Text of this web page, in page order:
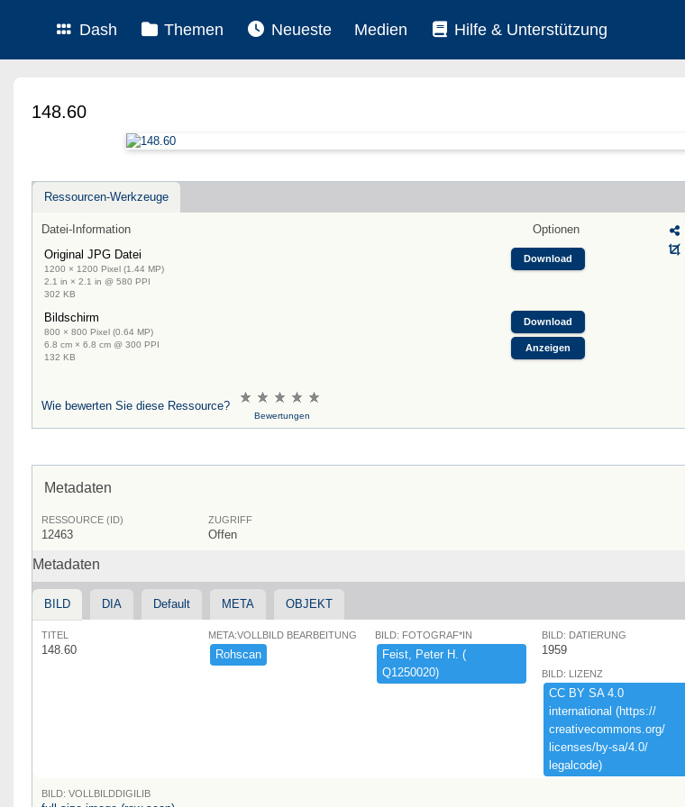
Dash Themen Neueste Medien Hilfe & Unterstützung
148.60
Ressourcen-Werkzeuge
Datei-Information
Optionen
Original JPG Datei
1200 × 1200 Pixel (1.44 MP)
2.1 in × 2.1 in @ 580 PPI
302 KB
Download
Bildschirm
800 × 800 Pixel (0.64 MP)
6.8 cm × 6.8 cm @ 300 PPI
132 KB
Download
Anzeigen
Wie bewerten Sie diese Ressource?
Bewertungen
Metadaten
RESSOURCE (ID)
12463
ZUGRIFF
Offen
Metadaten
BILD DIA Default META OBJEKT
TITEL
148.60
META:VOLLBILD BEARBEITUNG
Rohscan
BILD: FOTOGRAF*IN
Feist,​ ​Peter ​H.​ ​(​
Q1250020)​
BILD: DATIERUNG
1959
BILD: LIZENZ
CC ​BY ​SA ​4.​0 ​
international ​(​https:​/​/​
creativecommons.​org/​
licenses/​by-​sa/​4.​0/​
legalcode)​
BILD: VOLLBILDDIGILIB